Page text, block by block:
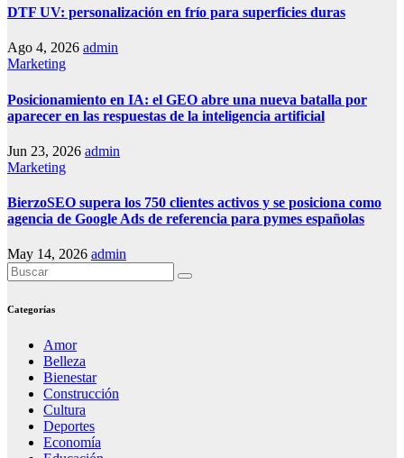
DTF UV: personalización en frío para superficies duras
Ago 4, 2026 admin
Marketing
Posicionamiento en IA: el GEO abre una nueva batalla por
aparecer en las respuestas de la inteligencia artificial
Jun 23, 2026 admin
Marketing
BierzoSEO supera los 750 clientes activos y se posiciona como
agencia de Google Ads de referencia para pymes españolas
May 14, 2026 admin
Categorías
Amor
Belleza
Bienestar
Construcción
Cultura
Deportes
Economía